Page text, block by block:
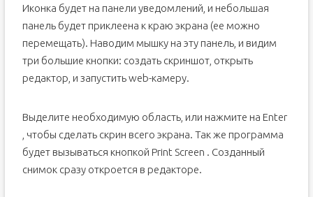
Иконка будет на панели уведомлений, и небольшая
панель будет приклеена к краю экрана (ее можно
перемещать). Наводим мышку на эту панель, и видим
три большие кнопки: создать скриншот, открыть
редактор, и запустить web-камеру.
Выделите необходимую область, или нажмите на Enter
, чтобы сделать скрин всего экрана. Так же программа
будет вызываться кнопкой Print Screen . Созданный
снимок сразу откроется в редакторе.